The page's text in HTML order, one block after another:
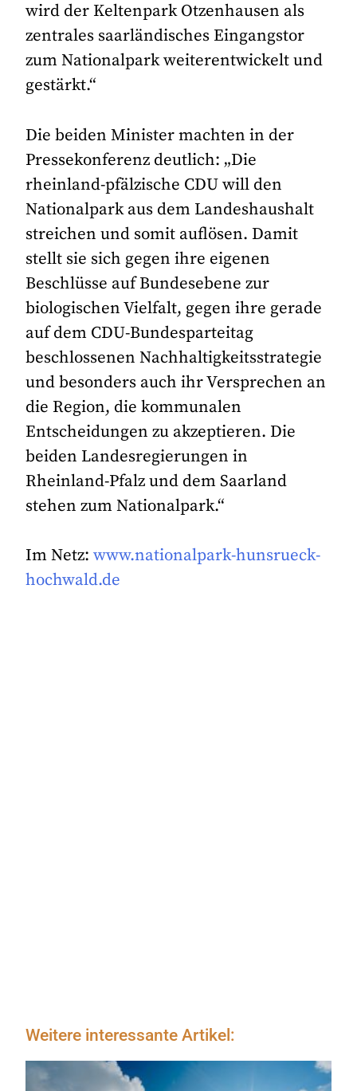
wird der Keltenpark Otzenhausen als
zentrales saarländisches Eingangstor
zum Nationalpark weiterentwickelt und
gestärkt.“
Die beiden Minister machten in der
Pressekonferenz deutlich: „Die
rheinland-pfälzische CDU will den
Nationalpark aus dem Landeshaushalt
streichen und somit auflösen. Damit
stellt sie sich gegen ihre eigenen
Beschlüsse auf Bundesebene zur
biologischen Vielfalt, gegen ihre gerade
auf dem CDU-Bundesparteitag
beschlossenen Nachhaltigkeitsstrategie
und besonders auch ihr Versprechen an
die Region, die kommunalen
Entscheidungen zu akzeptieren. Die
beiden Landesregierungen in
Rheinland-Pfalz und dem Saarland
stehen zum Nationalpark.“
Im Netz:www.nationalpark-hunsrueck-
hochwald.de
Weitere interessante Artikel: